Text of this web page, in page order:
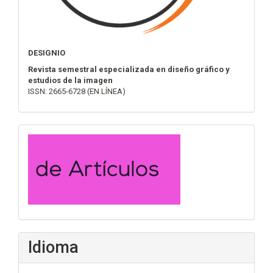
DESIGNIO
Revista semestral especializada en diseño gráfico y
estudios de la imagen
ISSN: 2665-6728 (EN LÍNEA)
convocatoria
Idioma